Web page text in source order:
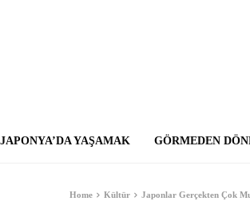
JAPONYA’DA YAŞAMAK GÖRMEDEN
Home Kültür Japonlar Gerçekten Çok